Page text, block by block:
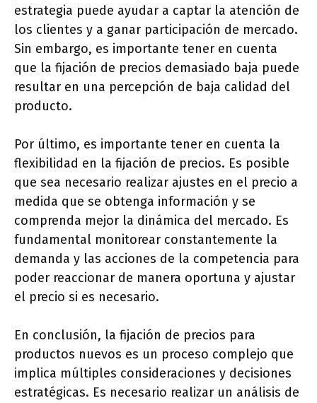
estrategia puede ayudar a captar la atención de
los clientes y a ganar participación de mercado.
Sin embargo, es importante tener en cuenta
que la fijación de precios demasiado baja puede
resultar en una percepción de baja calidad del
producto.
Por último, es importante tener en cuenta la
flexibilidad en la fijación de precios. Es posible
que sea necesario realizar ajustes en el precio a
medida que se obtenga información y se
comprenda mejor la dinámica del mercado. Es
fundamental monitorear constantemente la
demanda y las acciones de la competencia para
poder reaccionar de manera oportuna y ajustar
el precio si es necesario.
En conclusión, la fijación de precios para
productos nuevos es un proceso complejo que
implica múltiples consideraciones y decisiones
estratégicas. Es necesario realizar un análisis de